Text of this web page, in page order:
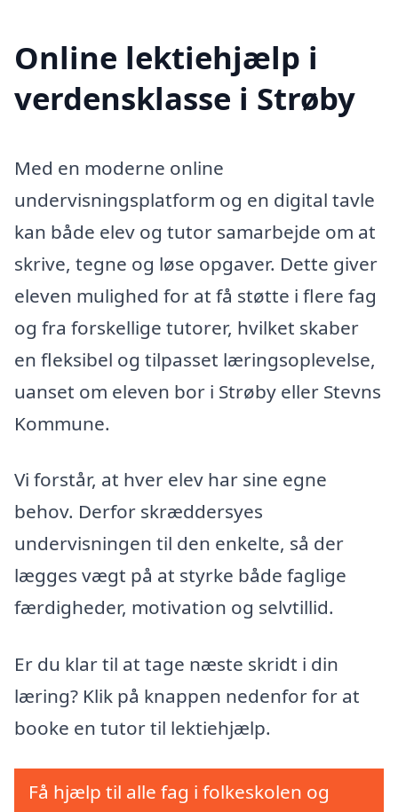
Online lektiehjælp i
verdensklasse i Strøby
Med en moderne online
undervisningsplatform og en digital tavle
kan både elev og tutor samarbejde om at
skrive, tegne og løse opgaver. Dette giver
eleven mulighed for at få støtte i flere fag
og fra forskellige tutorer, hvilket skaber
en fleksibel og tilpasset læringsoplevelse,
uanset om eleven bor i Strøby eller Stevns
Kommune.
Vi forstår, at hver elev har sine egne
behov. Derfor skræddersyes
undervisningen til den enkelte, så der
lægges vægt på at styrke både faglige
færdigheder, motivation og selvtillid.
Er du klar til at tage næste skridt i din
læring? Klik på knappen nedenfor for at
booke en tutor til lektiehjælp.
Få hjælp til alle fag i folkeskolen og